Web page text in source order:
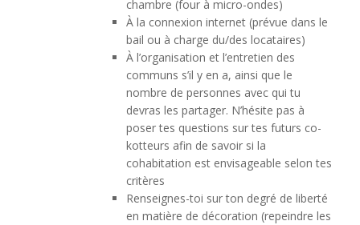
chambre (four à micro-ondes)
À la connexion internet (prévue dans le
bail ou à charge du/des locataires)
À l’organisation et l’entretien des
communs s’il y en a, ainsi que le
nombre de personnes avec qui tu
devras les partager. N’hésite pas à
poser tes questions sur tes futurs co-
kotteurs afin de savoir si la
cohabitation est envisageable selon tes
critères
Renseignes-toi sur ton degré de liberté
en matière de décoration (repeindre les